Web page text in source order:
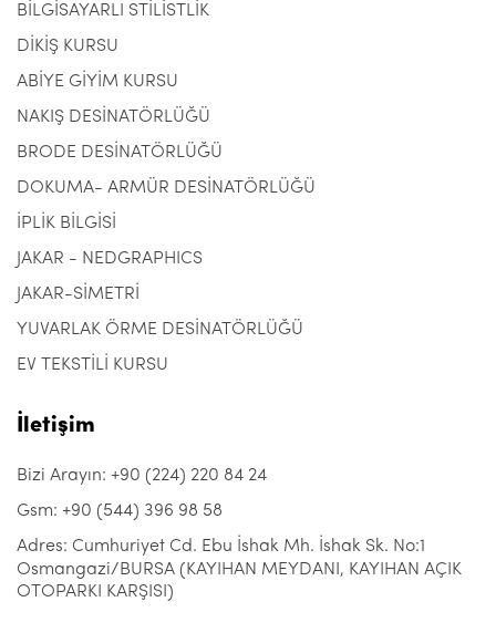
BİLGİSAYARLI STİLİSTLİK
DİKİŞ KURSU
ABİYE GİYİM KURSU
NAKIŞ DESİNATÖRLÜĞÜ
BRODE DESİNATÖRLÜĞÜ
DOKUMA- ARMÜR DESİNATÖRLÜĞÜ
İPLİK BİLGİSİ
JAKAR - NEDGRAPHICS
JAKAR-SİMETRİ
YUVARLAK ÖRME DESİNATÖRLÜĞÜ
EV TEKSTİLİ KURSU
İletişim
Bizi Arayın: +90 (224) 220 84 24
Gsm: +90 (544) 396 98 58
Adres: Cumhuriyet Cd. Ebu İshak Mh. İshak Sk. No:1
Osmangazi/BURSA (KAYIHAN MEYDANI, KAYIHAN AÇIK
OTOPARKI KARŞISI)